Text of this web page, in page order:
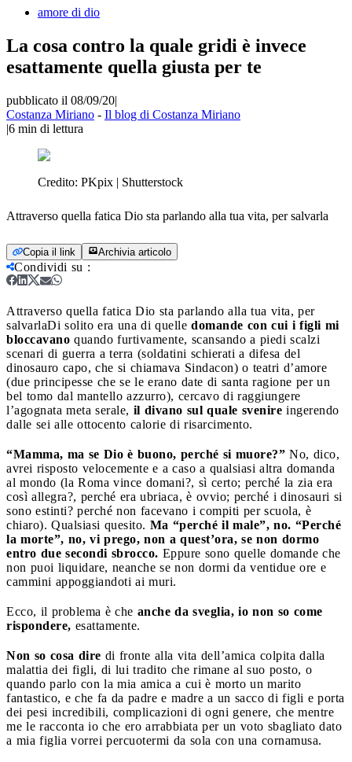
amore di dio
La cosa contro la quale gridi è invece
esattamente quella giusta per te
pubblicato il 08/09/20|
Costanza Miriano - Il blog di Costanza Miriano
|6 min di lettura
Credito: PKpix | Shutterstock
Attraverso quella fatica Dio sta parlando alla tua vita, per salvarla
Copia il link Archivia articolo
Condividi su :
Attraverso quella fatica Dio sta parlando alla tua vita, per
salvarlaDi solito era una di quelle domande con cui i figli mi
bloccavano quando furtivamente, scansando a piedi scalzi
scenari di guerra a terra (soldatini schierati a difesa del
dinosauro capo, che si chiamava Sindacon) o teatri d’amore
(due principesse che se le erano date di santa ragione per un
bel tomo dal mantello azzurro), cercavo di raggiungere
l’agognata meta serale, il divano sul quale svenire ingerendo
dalle sei alle ottocento calorie di risarcimento.
“Mamma, ma se Dio è buono, perché si muore?” No, dico,
avrei risposto velocemente e a caso a qualsiasi altra domanda
al mondo (la Roma vince domani?, sì certo; perché la zia era
così allegra?, perché era ubriaca, è ovvio; perché i dinosauri si
sono estinti? perché non facevano i compiti per scuola, è
chiaro). Qualsiasi quesito. Ma “perché il male”, no. “Perché
la morte”, no, vi prego, non a quest’ora, se non dormo
entro due secondi sbrocco. Eppure sono quelle domande che
non puoi liquidare, neanche se non dormi da ventidue ore e
cammini appoggiandoti ai muri.
Ecco, il problema è che anche da sveglia, io non so come
rispondere, esattamente.
Non so cosa dire di fronte alla vita dell’amica colpita dalla
malattia dei figli, di lui tradito che rimane al suo posto, o
quando parlo con la mia amica a cui è morto un marito
fantastico, e che fa da padre e madre a un sacco di figli e porta
dei pesi incredibili, complicazioni di ogni genere, che mentre
me le racconta io che ero arrabbiata per un voto sbagliato dato
a mia figlia vorrei percuotermi da sola con una cornamusa.